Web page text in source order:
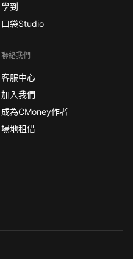
學到
口袋Studio
聯絡我們
客服中心
加入我們
成為CMoney作者
場地租借